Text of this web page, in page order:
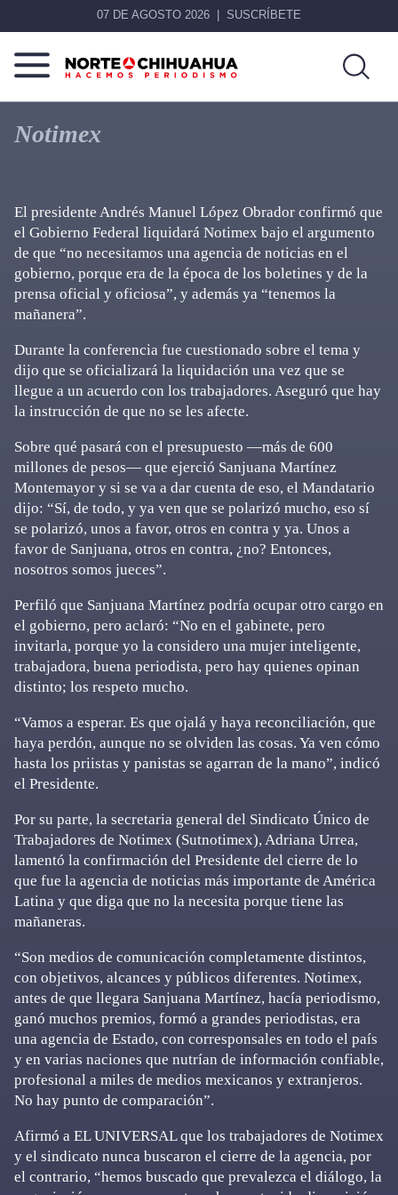
07 DE AGOSTO 2026 SUSCRÍBETE
Norte
Chihuahua
Más
que
noticias,
Notimex
El presidente Andrés Manuel López Obrador confirmó que
el Gobierno Federal liquidará Notimex bajo el argumento
de que “no necesitamos una agencia de noticias en el
gobierno, porque era de la época de los boletines y de la
prensa oficial y oficiosa”, y además ya “tenemos la
mañanera”.
Durante la conferencia fue cuestionado sobre el tema y
dijo que se oficializará la liquidación una vez que se
llegue a un acuerdo con los trabajadores. Aseguró que hay
la instrucción de que no se les afecte.
Sobre qué pasará con el presupuesto —más de 600
millones de pesos— que ejerció Sanjuana Martínez
Montemayor y si se va a dar cuenta de eso, el Mandatario
dijo: “Sí, de todo, y ya ven que se polarizó mucho, eso sí
se polarizó, unos a favor, otros en contra y ya. Unos a
favor de Sanjuana, otros en contra, ¿no? Entonces,
nosotros somos jueces”.
Perfiló que Sanjuana Martínez podría ocupar otro cargo en
el gobierno, pero aclaró: “No en el gabinete, pero
invitarla, porque yo la considero una mujer inteligente,
trabajadora, buena periodista, pero hay quienes opinan
distinto; los respeto mucho.
“Vamos a esperar. Es que ojalá y haya reconciliación, que
haya perdón, aunque no se olviden las cosas. Ya ven cómo
hasta los priistas y panistas se agarran de la mano”, indicó
el Presidente.
Por su parte, la secretaria general del Sindicato Único de
Trabajadores de Notimex (Sutnotimex), Adriana Urrea,
lamentó la confirmación del Presidente del cierre de lo
que fue la agencia de noticias más importante de América
Latina y que diga que no la necesita porque tiene las
mañaneras.
“Son medios de comunicación completamente distintos,
con objetivos, alcances y públicos diferentes. Notimex,
antes de que llegara Sanjuana Martínez, hacía periodismo,
ganó muchos premios, formó a grandes periodistas, era
una agencia de Estado, con corresponsales en todo el país
y en varias naciones que nutrían de información confiable,
profesional a miles de medios mexicanos y extranjeros.
No hay punto de comparación”.
Afirmó a EL UNIVERSAL que los trabajadores de Notimex
y el sindicato nunca buscaron el cierre de la agencia, por
el contrario, “hemos buscado que prevalezca el diálogo, la